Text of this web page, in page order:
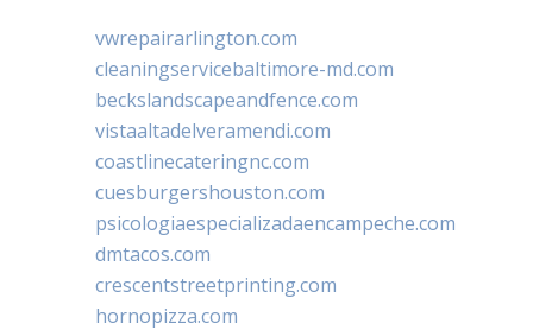
vwrepairarlington.com
cleaningservicebaltimore-md.com
beckslandscapeandfence.com
vistaaltadelveramendi.com
coastlinecateringnc.com
cuesburgershouston.com
psicologiaespecializadaencampeche.com
dmtacos.com
crescentstreetprinting.com
hornopizza.com